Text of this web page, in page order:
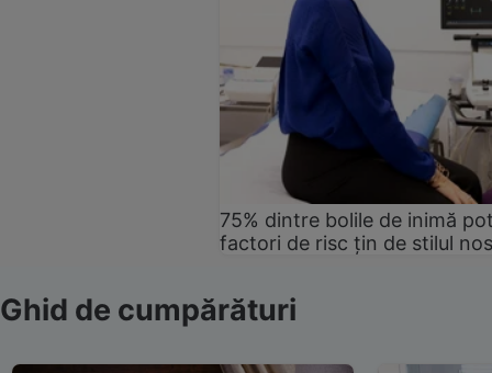
75% dintre bolile de inimă
factori de risc țin de stilul
Ghid de cumpărături